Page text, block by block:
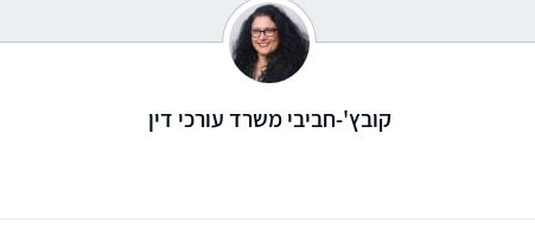
קובץ'-חביבי משרד עורכי דין